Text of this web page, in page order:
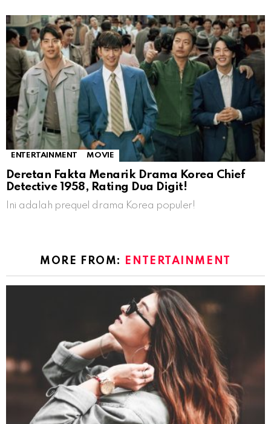
ENTERTAINMENT MOVIE
Deretan Fakta Menarik Drama Korea Chief
Detective 1958, Rating Dua Digit!
Ini adalah prequel drama Korea populer!
MORE FROM: ENTERTAINMENT